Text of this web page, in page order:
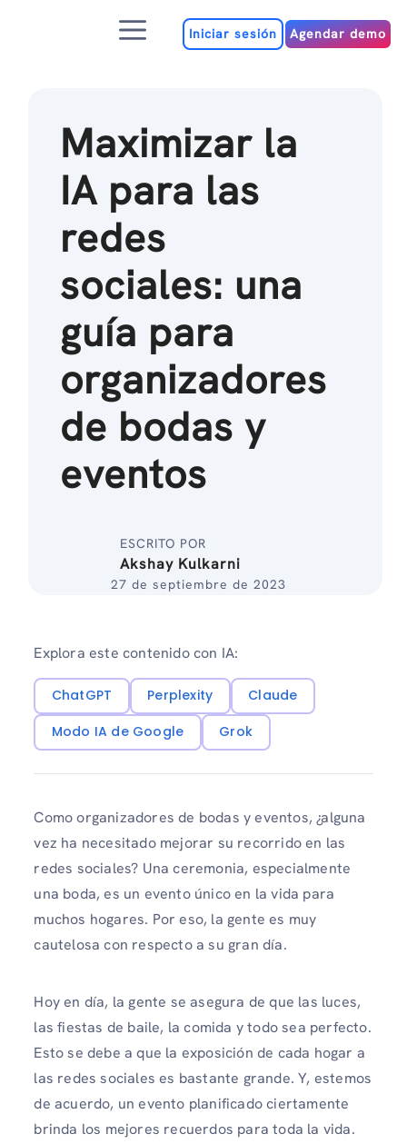
MenúIniciar sesión Agendar demo
Maximizar la
IA para las
redes
sociales: una
guía para
organizadores
de bodas y
eventos
ESCRITO POR
Akshay Kulkarni
27 de septiembre de 2023
Explora este contenido con IA:
ChatGPT Perplexity
Claude
Modo IA de Google
Grok
Como organizadores de bodas y eventos, ¿alguna
vez ha necesitado mejorar su recorrido en las
redes sociales? Una ceremonia, especialmente
una boda, es un evento único en la vida para
muchos hogares. Por eso, la gente es muy
cautelosa con respecto a su gran día.
Hoy en día, la gente se asegura de que las luces,
las fiestas de baile, la comida y todo sea perfecto.
Esto se debe a que la exposición de cada hogar a
las redes sociales es bastante grande. Y, estemos
de acuerdo, un evento planificado ciertamente
brinda los mejores recuerdos para toda la vida.